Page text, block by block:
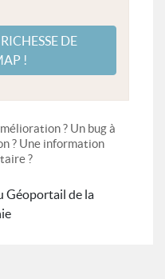
DE
!
? Un bug à
? Une information
?
Géoportail de la